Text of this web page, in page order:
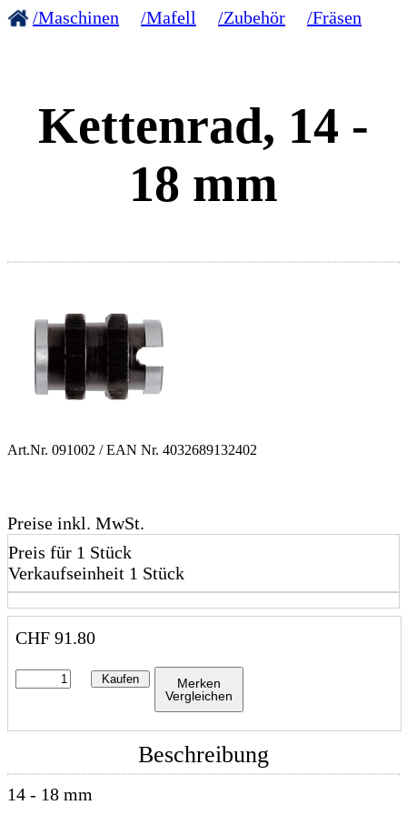
/Maschinen /Mafell /Zubehör /Fräsen
Kettenrad, 14 -
18 mm
Art.Nr. 091002 / EAN Nr. 4032689132402
Preise inkl. MwSt.
Preis für 1 Stück
Verkaufseinheit 1 Stück
CHF 91.80
Kaufen
Merken
Vergleichen
Beschreibung
14 - 18 mm